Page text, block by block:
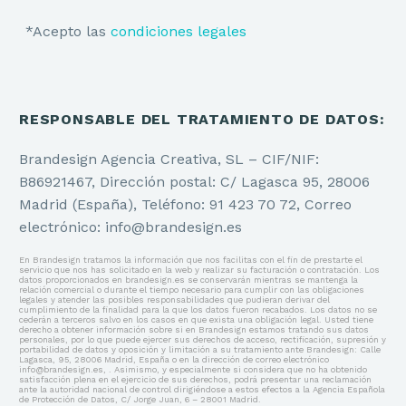
*Acepto las condiciones legales
RESPONSABLE DEL TRATAMIENTO DE DATOS:
Brandesign Agencia Creativa, SL – CIF/NIF:
B86921467, Dirección postal: C/ Lagasca 95, 28006
Madrid (España), Teléfono: 91 423 70 72, Correo
electrónico: info@brandesign.es
En Brandesign tratamos la información que nos facilitas con el fin de prestarte el
servicio que nos has solicitado en la web y realizar su facturación o contratación. Los
datos proporcionados en brandesign.es se conservarán mientras se mantenga la
relación comercial o durante el tiempo necesario para cumplir con las obligaciones
legales y atender las posibles responsabilidades que pudieran derivar del
cumplimiento de la finalidad para la que los datos fueron recabados. Los datos no se
cederán a terceros salvo en los casos en que exista una obligación legal. Usted tiene
derecho a obtener información sobre si en Brandesign estamos tratando sus datos
personales, por lo que puede ejercer sus derechos de acceso, rectificación, supresión y
portabilidad de datos y oposición y limitación a su tratamiento ante Brandesign: Calle
Lagasca, 95, 28006 Madrid, España o en la dirección de correo electrónico
info@brandesign.es, . Asimismo, y especialmente si considera que no ha obtenido
satisfacción plena en el ejercicio de sus derechos, podrá presentar una reclamación
ante la autoridad nacional de control dirigiéndose a estos efectos a la Agencia Española
de Protección de Datos, C/ Jorge Juan, 6 – 28001 Madrid.